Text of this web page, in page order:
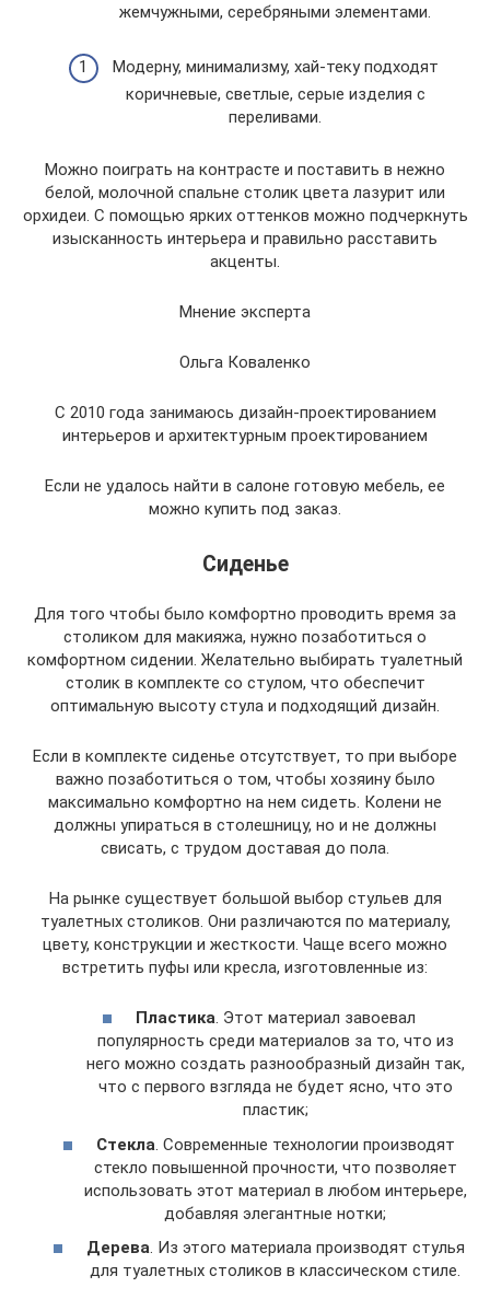
жемчужными, серебряными элементами.
Модерну, минимализму, хай-теку подходят
коричневые, светлые, серые изделия с
переливами.
Можно поиграть на контрасте и поставить в нежно
белой, молочной спальне столик цвета лазурит или
орхидеи. С помощью ярких оттенков можно подчеркнуть
изысканность интерьера и правильно расставить
акценты.
Мнение эксперта
Ольга Коваленко
С 2010 года занимаюсь дизайн-проектированием
интерьеров и архитектурным проектированием
Если не удалось найти в салоне готовую мебель, ее
можно купить под заказ.
Сиденье
Для того чтобы было комфортно проводить время за
столиком для макияжа, нужно позаботиться о
комфортном сидении. Желательно выбирать туалетный
столик в комплекте со стулом, что обеспечит
оптимальную высоту стула и подходящий дизайн.
Если в комплекте сиденье отсутствует, то при выборе
важно позаботиться о том, чтобы хозяину было
максимально комфортно на нем сидеть. Колени не
должны упираться в столешницу, но и не должны
свисать, с трудом доставая до пола.
На рынке существует большой выбор стульев для
туалетных столиков. Они различаются по материалу,
цвету, конструкции и жесткости. Чаще всего можно
встретить пуфы или кресла, изготовленные из:
Пластика. Этот материал завоевал
популярность среди материалов за то, что из
него можно создать разнообразный дизайн так,
что с первого взгляда не будет ясно, что это
пластик;
Стекла. Современные технологии производят
стекло повышенной прочности, что позволяет
использовать этот материал в любом интерьере,
добавляя элегантные нотки;
Дерева. Из этого материала производят стулья
для туалетных столиков в классическом стиле.